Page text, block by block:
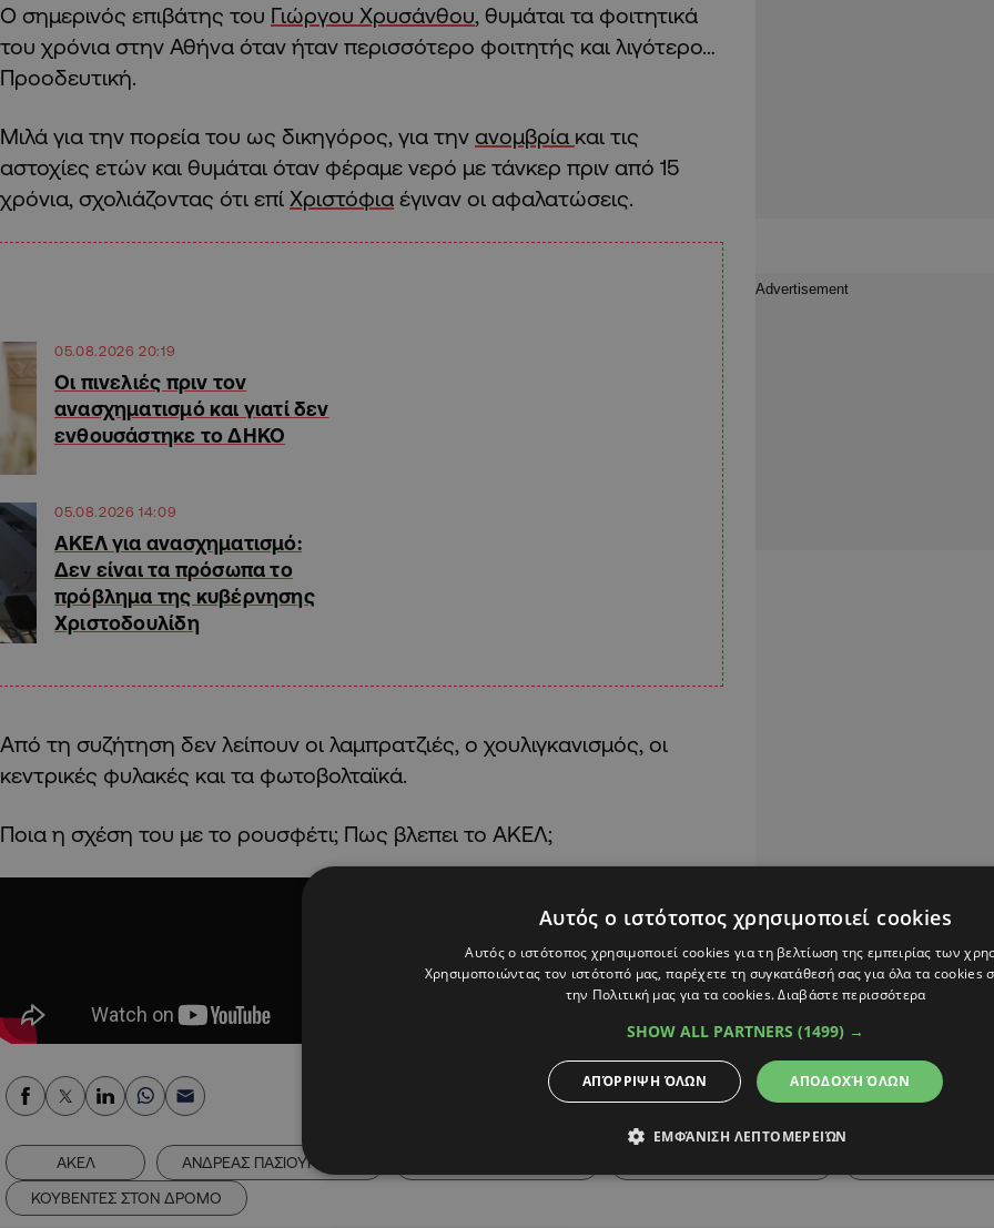
Ο σημερινός επιβάτης του Γιώργου Χρυσάνθου, θυμάται τα φοιτητικά
του χρόνια στην Αθήνα όταν ήταν περισσότερο φοιτητής και λιγότερο…
Προοδευτική.
Μιλά για την πορεία του ως δικηγόρος, για την ανομβρία και τις
αστοχίες ετών και θυμάται όταν φέραμε νερό με τάνκερ πριν από 15
χρόνια, σχολιάζοντας ότι επί Χριστόφια έγιναν οι αφαλατώσεις.
05.08.2026 20:19
Οι πινελιές πριν τον
ανασχηματισμό και γιατί δεν
ενθουσάστηκε το ΔΗΚΟ
05.08.2026 14:09
ΑΚΕΛ για ανασχηματισμό:
Δεν είναι τα πρόσωπα το
πρόβλημα της κυβέρνησης
Χριστοδουλίδη
Από τη συζήτηση δεν λείπουν οι λαμπρατζιές, ο χουλιγκανισμός, οι
κεντρικές φυλακές και τα φωτοβολταϊκά.
Ποια η σχέση του με το ρουσφέτι; Πως βλεπει το ΑΚΕΛ;
ΑΚΕΛ ΑΝΔΡΕΑΣ ΠΑΣΙΟΥΡΤΙΔΗΣ
ΚΟΥΒΕΝΤΕΣ ΣΤΟΝ ΔΡΟΜΟ
Αυτός ο ιστότοπος χρησιμοποιεί cookies
Αυτός ο ιστότοπος χρησιμοποιεί cookies για τη βελτίωση της εμπειρίας των
Χρησιμοποιώντας τον ιστότοπό μας, παρέχετε τη συγκατάθεσή σας για όλα τα cookies
την Πολιτική μας για τα cookies.Διαβάστε περισσότερα
SHOW ALL PARTNERS (1499) →
ΑΠΟΔΟΧΉ ΌΛΩΝ
ΑΠΌΡΡΙΨΗ ΌΛΩΝ
ΕΜΦΆΝΙΣΗ ΛΕΠΤΟΜΕΡΕΙΏΝ